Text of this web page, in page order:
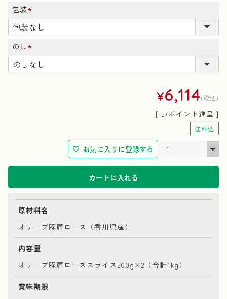
包装
(必
須)
のし
(必
須)
¥6,114 税込
[ 57ポイント進呈 ]
送料込
お気に入りに登録する
カートに入れる
原材料名
オリーブ豚肩ロース（香川県産）
内容量
オリーブ豚肩ローススライス500g×2（合計1kg）
賞味期限